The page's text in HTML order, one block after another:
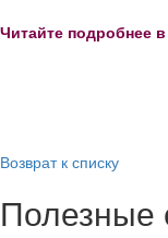
Читайте подробнее
Возврат к списку
Полезные